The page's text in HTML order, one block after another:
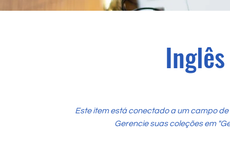
Este item está conectado a um campo
Gerencie suas coleções em